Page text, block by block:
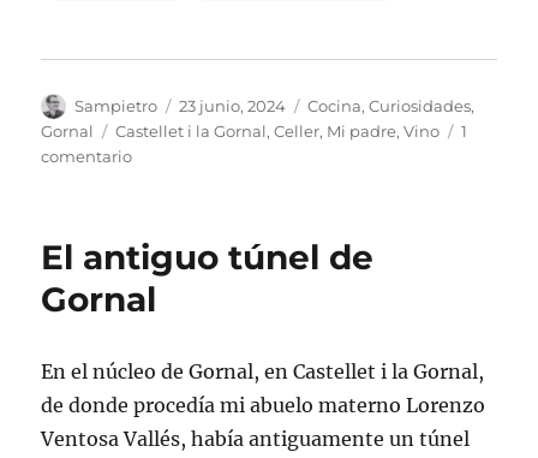
Autor
Sampietro
Publicado
el
23 junio, 2024 Categorías
Cocina,Curiosidades,
Gornal
Etiquetas
Castellet i la Gornal,Celler, Mi padre,Vino
1
comentarioen
2003
El antiguo túnel de
Gornal
En el núcleo de Gornal, en Castellet i la Gornal,
de donde procedía mi abuelo materno Lorenzo
Ventosa Vallés, había antiguamente un túnel